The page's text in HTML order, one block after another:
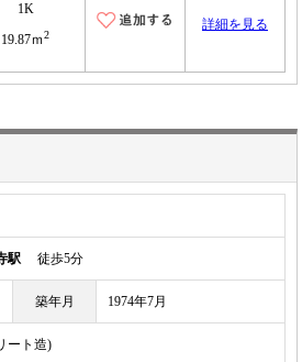
1K
19.87ｍ2
詳細を見る
駅 徒歩5分
築年月 1974年7月
ート造)